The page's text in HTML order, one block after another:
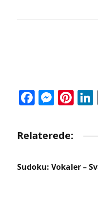
Relaterede:
Sudoku: Vokaler –